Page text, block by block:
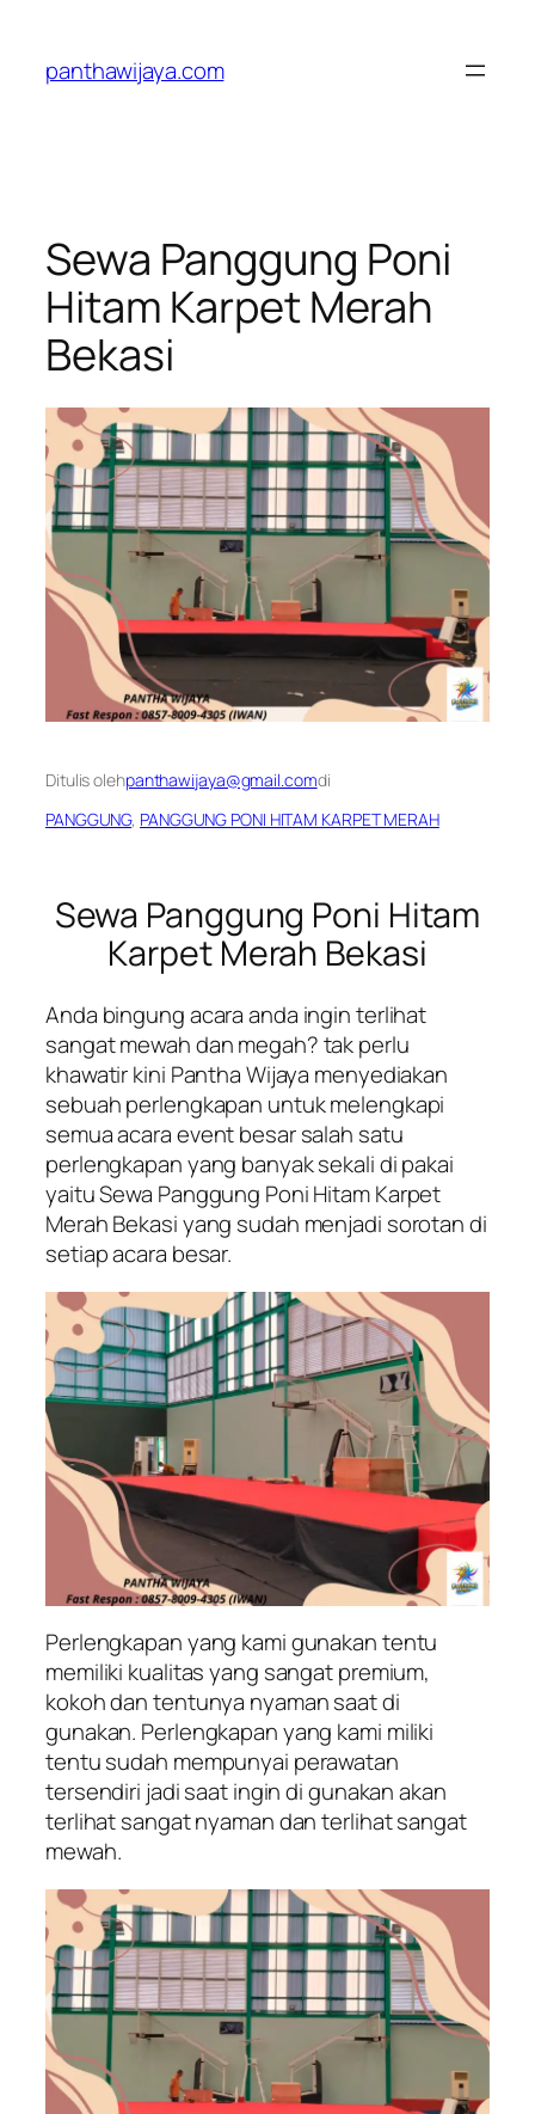
konten
panthawijaya.com
Sewa Panggung Poni
Hitam Karpet Merah
Bekasi
Ditulis olehpanthawijaya@gmail.comdi
PANGGUNG, PANGGUNG PONI HITAM KARPET MERAH
Sewa Panggung Poni Hitam
Karpet Merah Bekasi
Anda bingung acara anda ingin terlihat
sangat mewah dan megah? tak perlu
khawatir kini Pantha Wijaya menyediakan
sebuah perlengkapan untuk melengkapi
semua acara event besar salah satu
perlengkapan yang banyak sekali di pakai
yaitu Sewa Panggung Poni Hitam Karpet
Merah Bekasi yang sudah menjadi sorotan di
setiap acara besar.
Perlengkapan yang kami gunakan tentu
memiliki kualitas yang sangat premium,
kokoh dan tentunya nyaman saat di
gunakan. Perlengkapan yang kami miliki
tentu sudah mempunyai perawatan
tersendiri jadi saat ingin di gunakan akan
terlihat sangat nyaman dan terlihat sangat
mewah.